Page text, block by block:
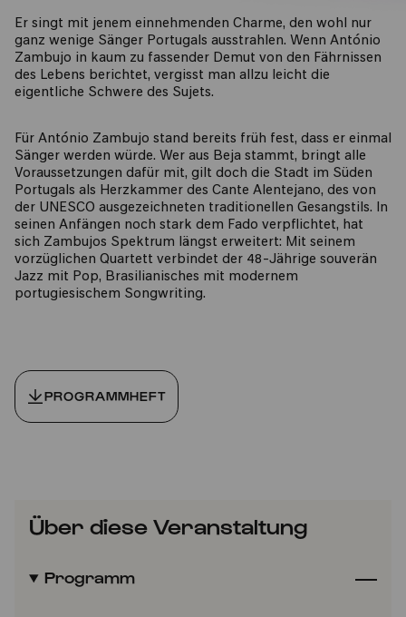
Er singt mit jenem einnehmenden Charme, den wohl nur
ganz wenige Sänger Portugals ausstrahlen. Wenn António
Zambujo in kaum zu fassender Demut von den Fährnissen
des Lebens berichtet, vergisst man allzu leicht die
eigentliche Schwere des Sujets.
Für António Zambujo stand bereits früh fest, dass er einmal
Sänger werden würde. Wer aus Beja stammt, bringt alle
Voraussetzungen dafür mit, gilt doch die Stadt im Süden
Portugals als Herzkammer des Cante Alentejano, des von
der UNESCO ausgezeichneten traditionellen Gesangstils. In
seinen Anfängen noch stark dem Fado verpflichtet, hat
sich Zambujos Spektrum längst erweitert: Mit seinem
vorzüglichen Quartett verbindet der 48-Jährige souverän
Jazz mit Pop, Brasilianisches mit modernem
portugiesischem Songwriting.
PROGRAMMHEFT
Über diese Veranstaltung
Programm